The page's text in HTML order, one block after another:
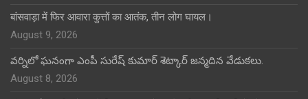
बांसवाड़ा में फिर आवारा कुत्तों का आतंक, तीन लोग घायल।
August 9, 2026
వర్నిలో ఘనంగా ఎంపీ సురేష్ కుమార్ శెట్కార్ జన్మదిన వేడుకలు.
August 8, 2026